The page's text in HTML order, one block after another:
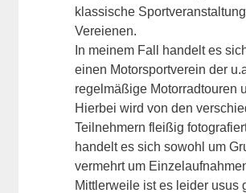
klassische
Vereienen.
In meinem Fall handelt es
einen Motorsportverein der
regelmäßige Motorradtouren
Hierbei wird von den
Teilnehmern fleißig
handelt es sich sowohl um
vermehrt um
Mittlerweile ist es leider usus